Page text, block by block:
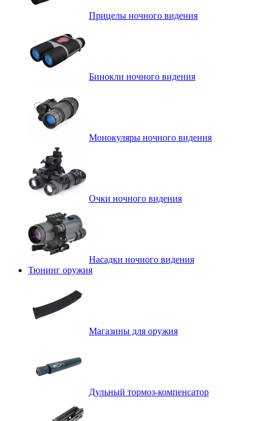
Прицелы ночного видения
Бинокли ночного видения
Монокуляры ночного видения
Очки ночного видения
Насадки ночного видения
Тюнинг оружия
Магазины для оружия
Дульный тормоз-компенсатор